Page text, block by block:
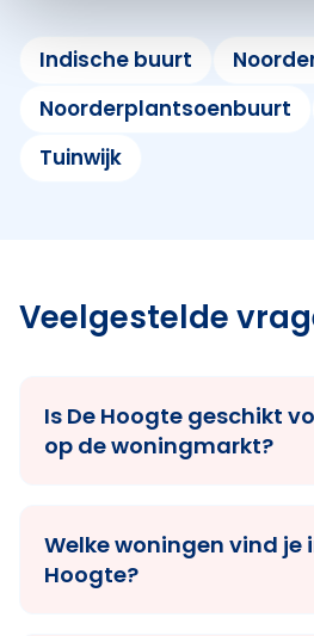
Indische buurt
Noorderplantsoenbuurt
Tuinwijk
Veelgestelde
Is De Hoogte geschikt
op de woningmarkt?
Welke woningen vind je
Hoogte?